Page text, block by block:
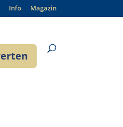
Info Magazin